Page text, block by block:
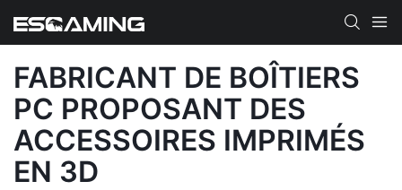
FABRICANT DE BOÎTIERS
PC PROPOSANT DES
ACCESSOIRES IMPRIMÉS
EN 3D